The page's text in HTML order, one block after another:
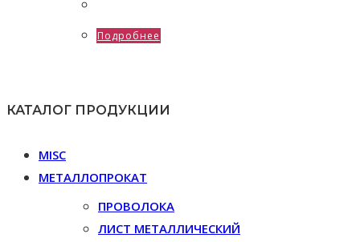
Подробнее
КАТАЛОГ ПРОДУКЦИИ
MISC
МЕТАЛЛОПРОКАТ
ПРОВОЛОКА
ЛИСТ МЕТАЛЛИЧЕСКИЙ